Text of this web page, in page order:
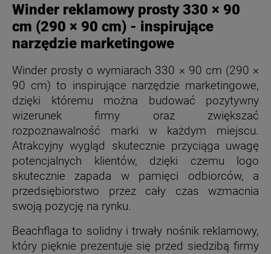
Winder reklamowy prosty 330 × 90
cm (290 × 90 cm) - inspirujące
narzędzie marketingowe
Winder prosty o wymiarach 330 × 90 cm (290 ×
90 cm) to inspirujące narzędzie marketingowe,
dzięki któremu można budować pozytywny
wizerunek firmy oraz zwiększać
rozpoznawalność marki w każdym miejscu.
Atrakcyjny wygląd skutecznie przyciąga uwagę
potencjalnych klientów, dzięki czemu logo
skutecznie zapada w pamięci odbiorców, a
przedsiębiorstwo przez cały czas wzmacnia
swoją pozycję na rynku.
Beachflaga to solidny i trwały nośnik reklamowy,
który pięknie prezentuje się przed siedzibą firmy